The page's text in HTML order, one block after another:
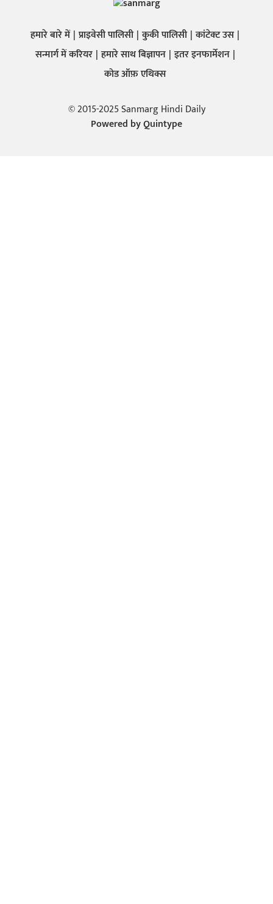
हमारे बारे में प्राइवेसी पालिसी कुकी पालिसी कांटेक्ट उस
सन्मार्ग में करियर हमारे साथ बिज्ञापन इतर इनफार्मेशन
कोड ऑफ़ एथिक्स
© 2015-2025 Sanmarg Hindi Daily
Powered byQuintype